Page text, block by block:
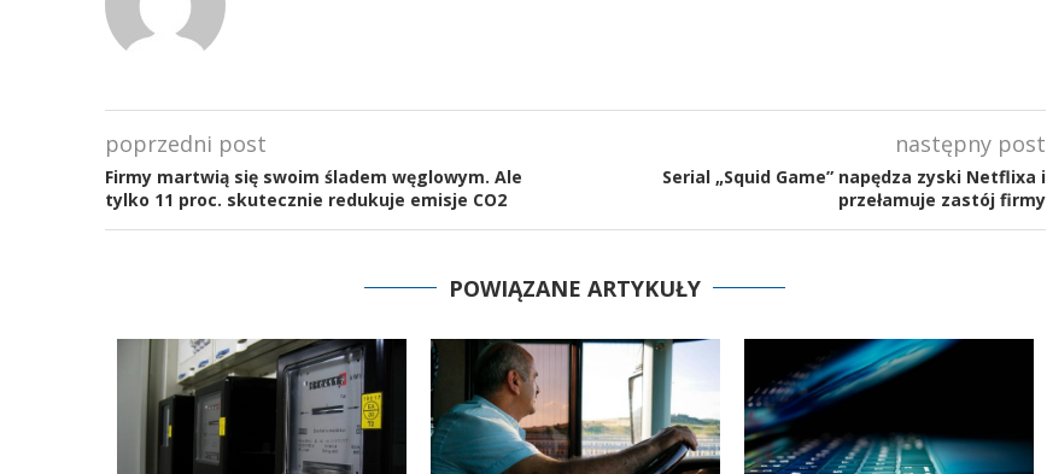
poprzedni post
Firmy martwią się swoim śladem węglowym. Ale
tylko 11 proc. skutecznie redukuje emisje CO2
następny post
Serial „Squid Game” napędza zyski Netflixa i
przełamuje zastój firmy
POWIĄZANE ARTYKUŁY